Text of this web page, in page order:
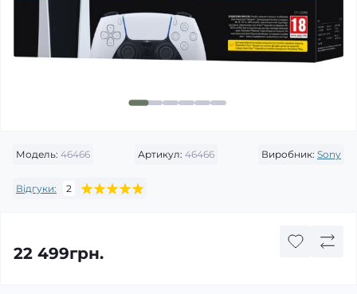
Модель: 46466 Артикул: 46466 Виробник: Sony
Відгуки: 2
22 499грн.